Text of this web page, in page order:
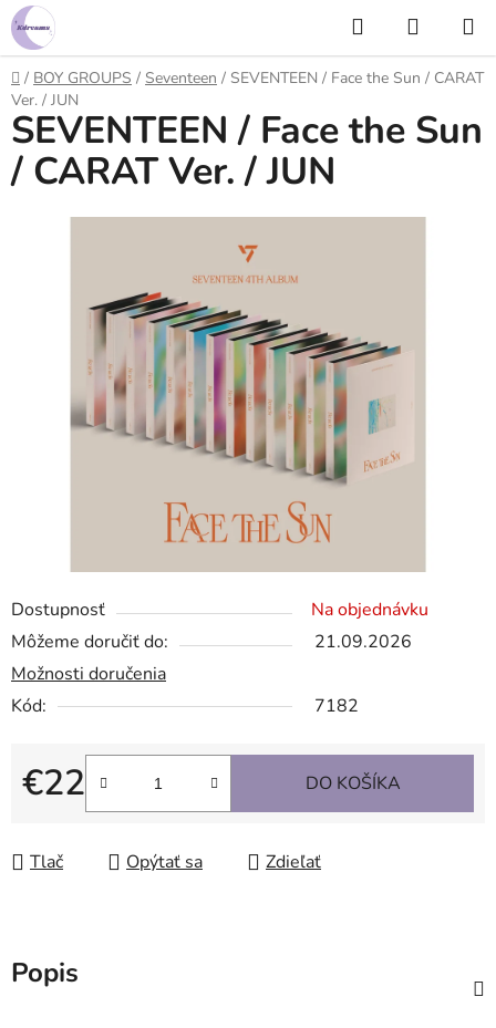
Prejsť
na
obsah
Hľadať
KOŠÍK
Domov
/ BOY GROUPS / Seventeen / SEVENTEEN / Face the Sun / CARAT
Ver. / JUN
Dostupnosť
Na objednávku
Môžeme doručiť do:
21.09.2026
Možnosti doručenia
Kód:
7182
€22
Jednotková cena:
DO KOŠÍKA
Tlač Opýtať sa Zdieľať
SEVENTEEN / Face the Sun
/ CARAT Ver. / JUN
Popis